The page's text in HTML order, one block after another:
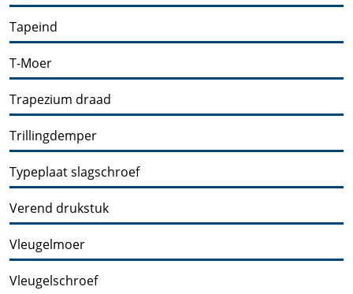
Tapeind
T-Moer
Trapezium draad
Trillingdemper
Typeplaat slagschroef
Verend drukstuk
Vleugelmoer
Vleugelschroef